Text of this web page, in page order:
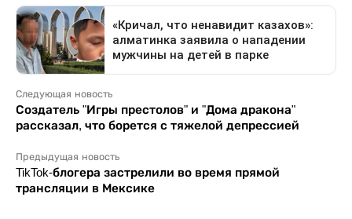
Следующая новость
Создатель "Игры престолов" и "Дома дракона"
рассказал, что борется с тяжелой депрессией
Предыдущая новость
TikTok-блогера застрелили во время прямой
трансляции в Мексике